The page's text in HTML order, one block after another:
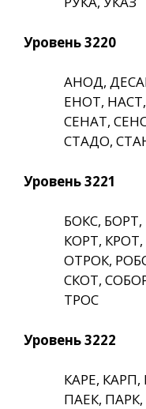
Уровень 3220
АНОД,
ЕНОТ,
СЕНАТ,
СТАДО,
Уровень 3221
БОКС,
КОРТ,
ОТРОК,
СКОТ,
ТРОС
Уровень 3222
КАРЕ,
ПАЕК,